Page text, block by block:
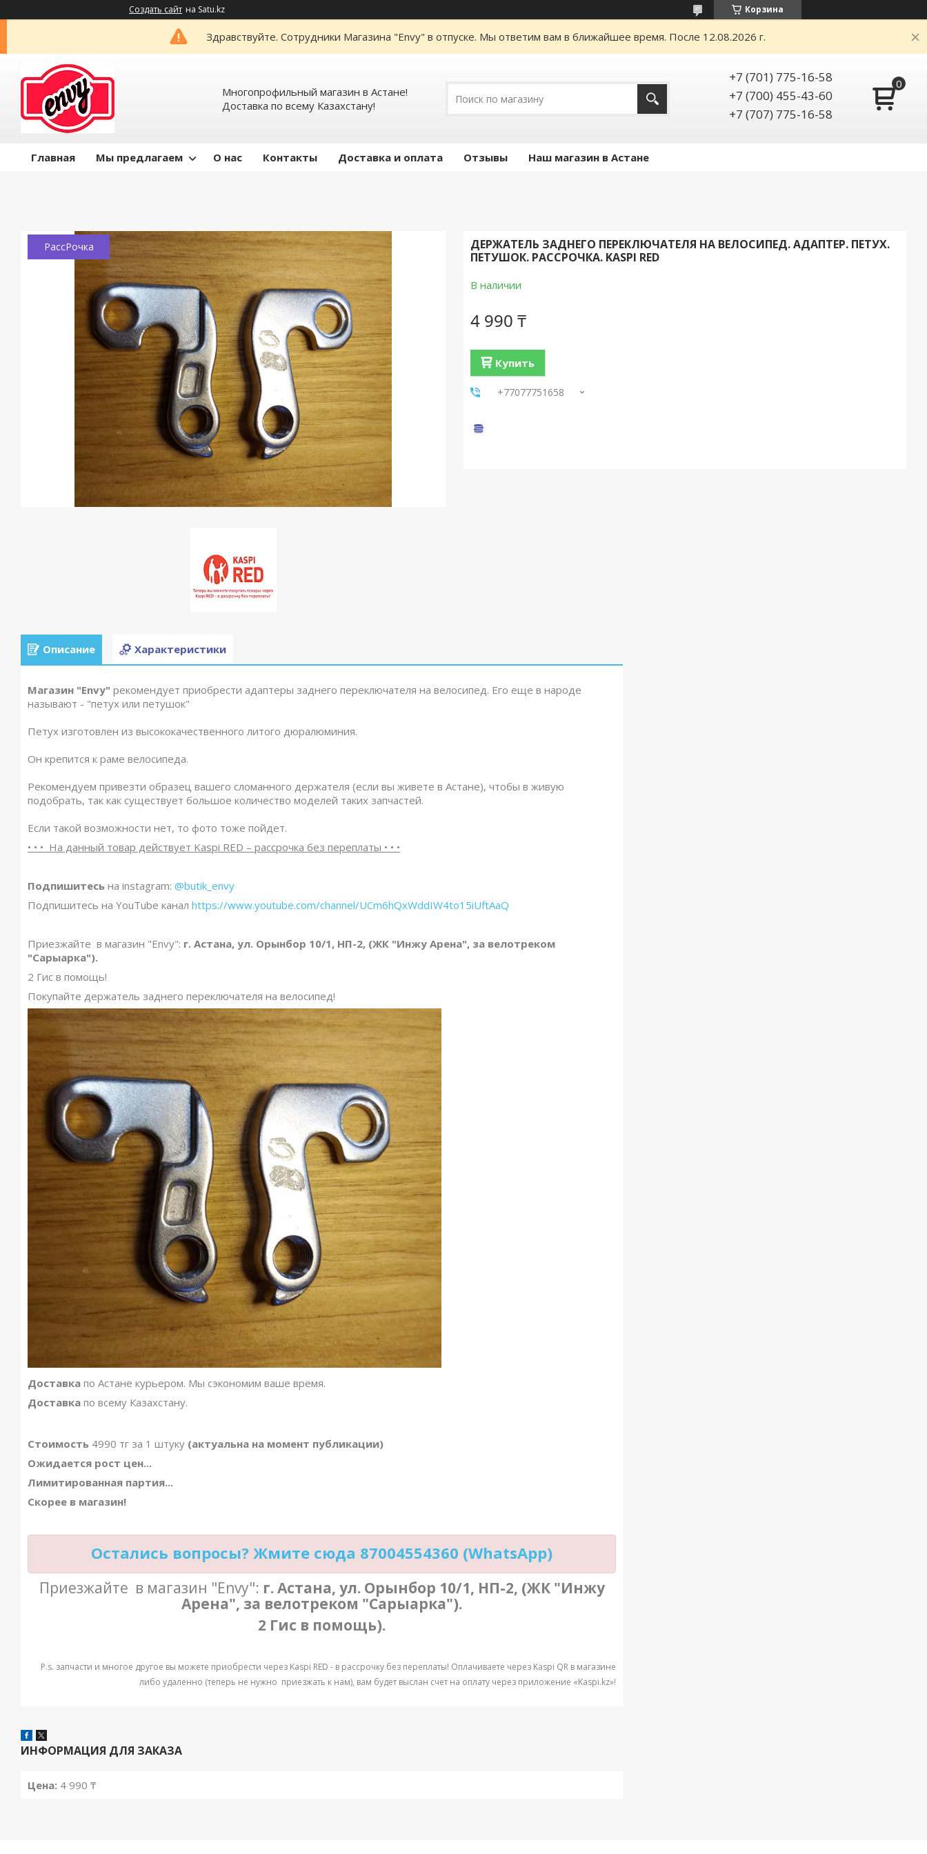
Создать сайт на Satu.kz Корзина
Здравствуйте. Сотрудники Магазина "Envy" в отпуске. Мы ответим вам в ближайшее время. После 12.08.2026 г.
Многопрофильный магазин в Астане!
Доставка по всему Казахстану!
+7 (701) 775-16-58
+7 (700) 455-43-60
+7 (707) 775-16-58
Главная Мы предлагаем О нас Контакты Доставка и оплата Отзывы Наш магазин в Астане
РассРочка
ДЕРЖАТЕЛЬ ЗАДНЕГО ПЕРЕКЛЮЧАТЕЛЯ НА ВЕЛОСИПЕД. АДАПТЕР. ПЕТУХ.
ПЕТУШОК. РАССРОЧКА. KASPI RED
В наличии
4 990 ₸
Купить
+77077751658
Описание Характеристики
Магазин "Envy" рекомендует приобрести адаптеры заднего переключателя на велосипед. Его еще в народе
называют - "петух или петушок"
Петух изготовлен из высококачественного литого дюралюминия.
Он крепится к раме велосипеда.
Рекомендуем привезти образец вашего сломанного держателя (если вы живете в Астане), чтобы в живую
подобрать, так как существует большое количество моделей таких запчастей.
Если такой возможности нет, то фото тоже пойдет.
• • • На данный товар действует Kaspi RED – рассрочка без переплаты • • •
Подпишитесь на instagram: @butik_envy
Подпишитесь на YouTube канал https://www.youtube.com/channel/UCm6hQxWddIW4to15iUftAaQ
Приезжайте в магазин "Envy": г. Астана, ул. Орынбор 10/1, НП-2, (ЖК "Инжу Арена", за велотреком
"Сарыарка").
2 Гис в помощь!
Покупайте держатель заднего переключателя на велосипед!
Доставка по Астане курьером. Мы сэкономим ваше время.
Доставка по всему Казахстану.
Стоимость 4990 тг за 1 штуку (актуальна на момент публикации)
Ожидается рост цен...
Лимитированная партия...
Скорее в магазин!
Остались вопросы? Жмите сюда 87004554360 (WhatsApp)
Приезжайте в магазин "Envy": г. Астана, ул. Орынбор 10/1, НП-2, (ЖК "Инжу
Арена", за велотреком "Сарыарка").
2 Гис в помощь).
P.s. запчасти и многое другое вы можете приобрести через Kaspi RED - в рассрочку без переплаты! Оплачиваете через Kaspi QR в магазине
либо удаленно (теперь не нужно приезжать к нам), вам будет выслан счет на оплату через приложение «Kaspi.kz»!
ИНФОРМАЦИЯ ДЛЯ ЗАКАЗА
Цена: 4 990 ₸